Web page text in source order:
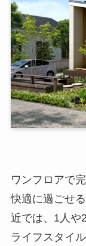
ワンフロアで
快適に過ごせ
近では、1人や
ライフスタイ